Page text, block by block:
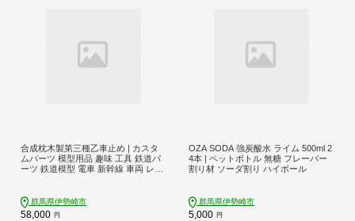
合成枕木製第三種乙車止め | カスタ
ムパーツ 模型用品 趣味 工具 鉄道パ
ーツ 鉄道模型 電車 新幹線 車両 レー
群馬県 伊勢崎市※沖縄・離島（一部
除く）への配送不可
群馬県伊勢崎市
58,000 円
OZA SODA 強炭酸水 ライム 500ml 2
4本 | ペットボトル 無糖 フレーバー
割り材 ソーダ割り ハイボール
群馬県伊勢崎市
5,000 円